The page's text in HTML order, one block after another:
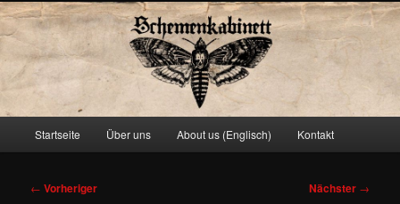
Schemenkabinett
Zum
Startseite Über uns About us (Englisch) Kontakt
Beitragsnavigation
← Vorheriger Nächster →